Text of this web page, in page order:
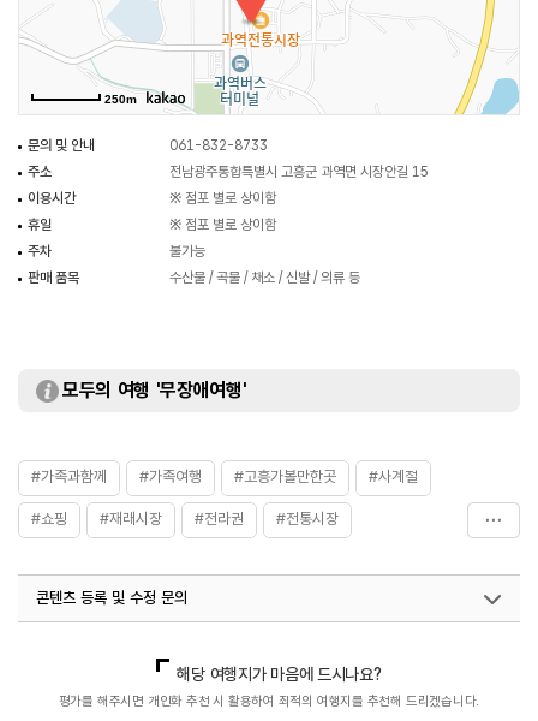
250m
문의 및 안내
061-832-8733
주소
전남광주통합특별시 고흥군 과역면 시장안길 15
이용시간
※ 점포 별로 상이함
휴일
※ 점포 별로 상이함
주차
불가능
판매 품목
수산물 / 곡물 / 채소 / 신발 / 의류 등
모두의 여행 '무장애여행'
#가족과함께 #가족여행 #고흥가볼만한곳 #사계절
#쇼핑 #재래시장 #전라권 #전통시장
콘텐츠 등록 및 수정 문의
해당 여행지가 마음에 드시나요?
평가를 해주시면 개인화 추천 시 활용하여 최적의 여행지를 추천해 드리겠습니다.